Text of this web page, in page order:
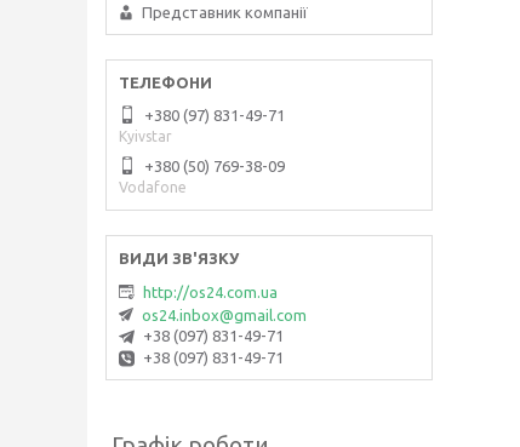
Представник компанії
+380 (97) 831-49-71
Kyivstar
+380 (50) 769-38-09
Vodafone
http://os24.com.ua
os24.inbox@gmail.com
+38 (097) 831-49-71
+38 (097) 831-49-71